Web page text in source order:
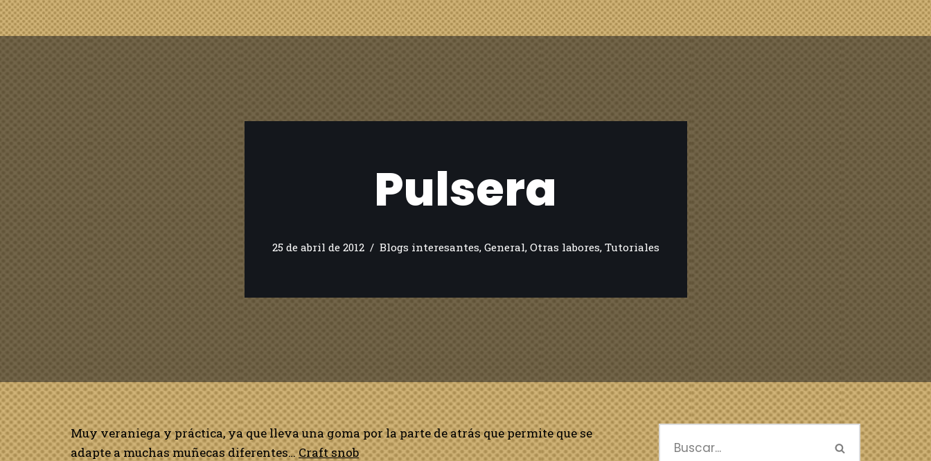
Pulsera
25 de abril de 2012 Blogs interesantes, General, Otras labores, Tutoriales
Muy veraniega y práctica, ya que lleva una goma por la parte de atrás que permite que se
adapte a muchas muñecas diferentes…Craft snob